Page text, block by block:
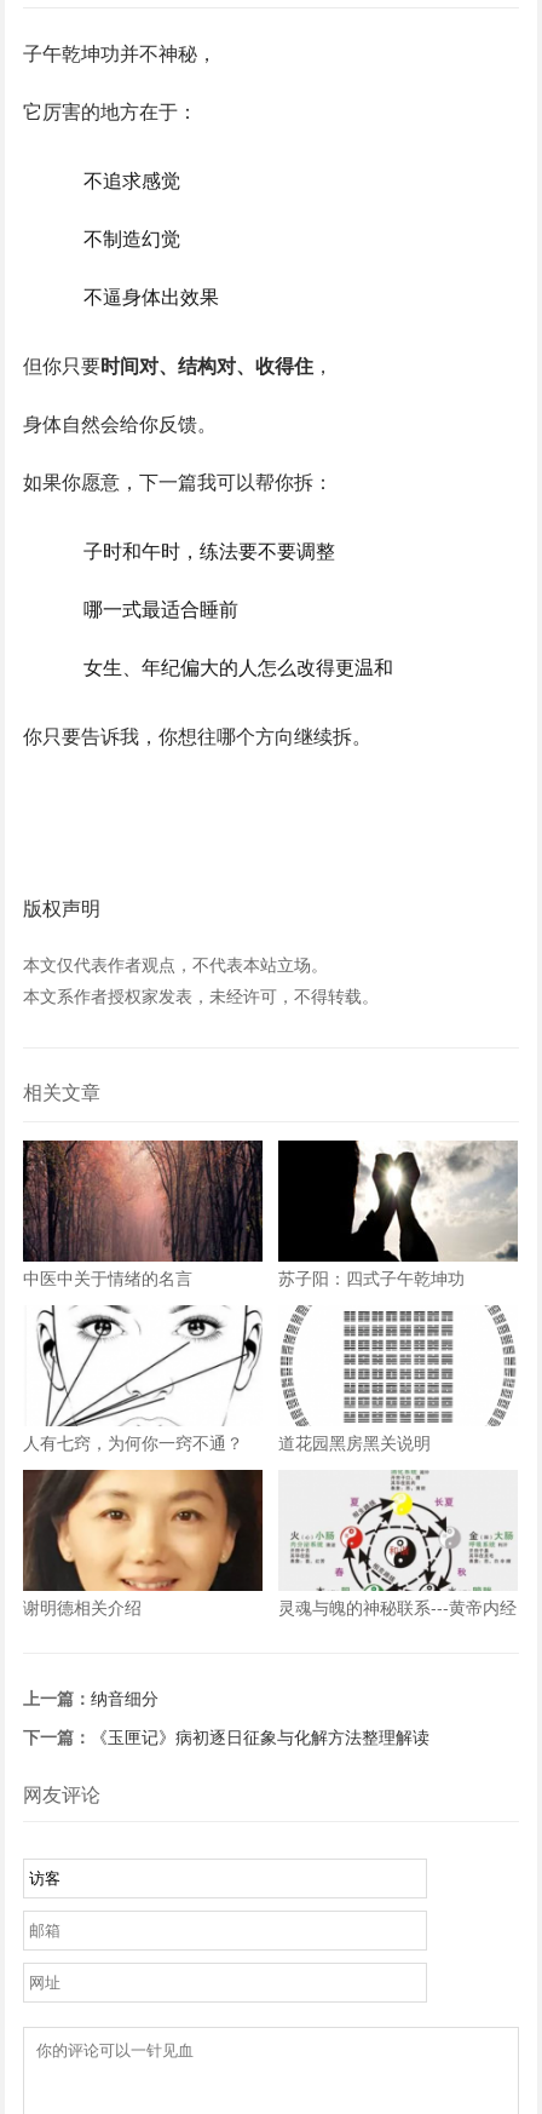
子午乾坤功并不神秘，
它厉害的地方在于：
不追求感觉
不制造幻觉
不逼身体出效果
但你只要时间对、结构对、收得住 ，
身体自然会给你反馈。
如果你愿意，下一篇我可以帮你拆：
子时和午时，练法要不要调整
哪一式最适合睡前
女生、年纪偏大的人怎么改得更温和
你只要告诉我，你想往哪个方向继续拆。
版权声明
本文仅代表作者观点，不代表本站立场。
本文系作者授权家发表，未经许可，不得转载。
相关文章
中医中关于情绪的名言 苏子阳：四式子午乾坤功
人有七窍，为何你一窍不通？ 道花园黑房黑关说明
谢明德相关介绍
灵魂与魄的神秘联系---黄帝内经
上一篇：纳音细分
下一篇：
《玉匣记》病初逐日征象与化解方法整理解读
网友评论